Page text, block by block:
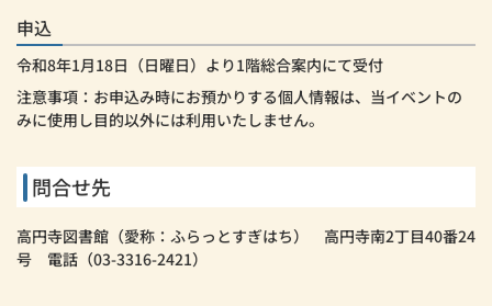
申込
令和8年1月18日（日曜日）より1階総合案内にて受付
注意事項：お申込み時にお預かりする個人情報は、当イベントの
みに使用し目的以外には利用いたしません。
問合せ先
高円寺図書館（愛称：ふらっとすぎはち） 高円寺南2丁目40番24
号 電話（03-3316-2421）